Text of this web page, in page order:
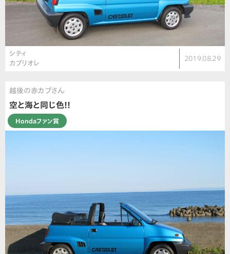
シティ
カブリオレ
2019.08.29
越後の赤カブさん
空と海と同じ色!!
Hondaファン賞